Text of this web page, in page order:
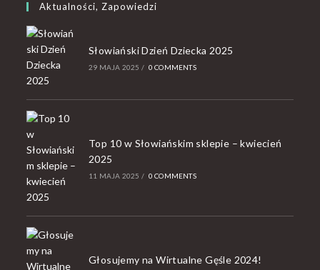
Aktualności, Zapowiedzi
Słowiański Dzień Dziecka 2025
29 MAJA 2025 / 0 COMMENTS
Top 10 w Słowiańskim sklepie – kwiecień
2025
11 MAJA 2025 / 0 COMMENTS
Głosujemy na Wirtualne Gęśle 2024!